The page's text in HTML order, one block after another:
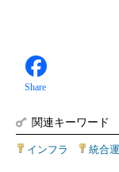
Share
関連キーワード
インフラ 統合